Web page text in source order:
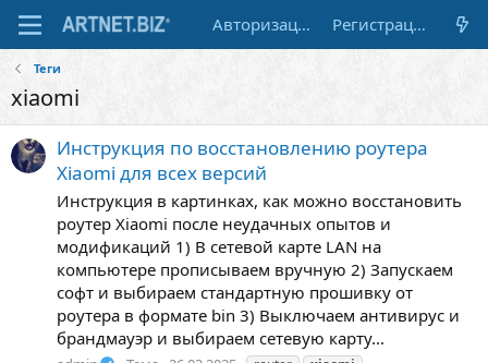
Авторизация Регистрация
Теги
xiaomi
Инструкция по восстановлению роутера
Xiaomi для всех версий
Инструкция в картинках, как можно восстановить
роутер Xiaomi после неудачных опытов и
модификаций 1) В сетевой карте LAN на
компьютере прописываем вручную 2) Запускаем
софт и выбираем стандартную прошивку от
роутера в формате bin 3) Выключаем антивирус и
брандмауэр и выбираем сетевую карту...